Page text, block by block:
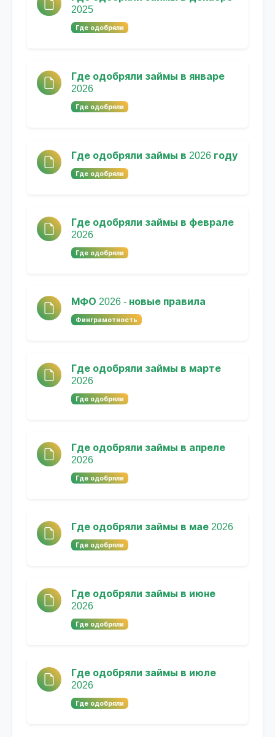
2025
Где одобряли
Где одобряли займы в январе
2026
Где одобряли
Где одобряли займы в 2026 году
Где одобряли
Где одобряли займы в феврале
2026
Где одобряли
МФО 2026 - новые правила
Финграмотность
Где одобряли займы в марте
2026
Где одобряли
Где одобряли займы в апреле
2026
Где одобряли
Где одобряли займы в мае 2026
Где одобряли
Где одобряли займы в июне
2026
Где одобряли
Где одобряли займы в июле
2026
Где одобряли